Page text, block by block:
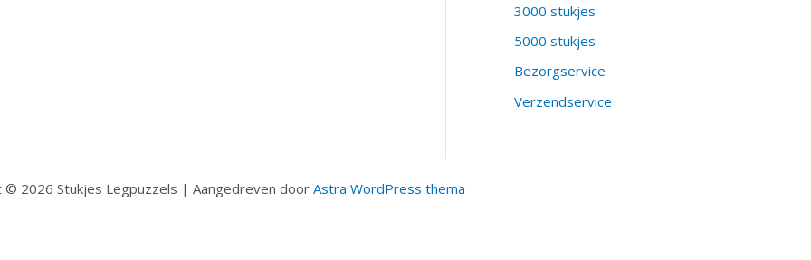
3000 stukjes
5000 stukjes
Bezorgservice
Verzendservice
© 2026 Stukjes Legpuzzels | Aangedreven doorAstra WordPress thema